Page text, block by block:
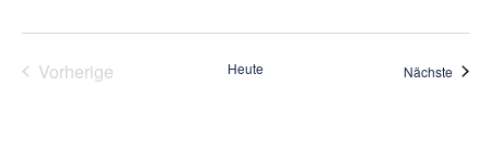
Vorherige
Heute Nächste